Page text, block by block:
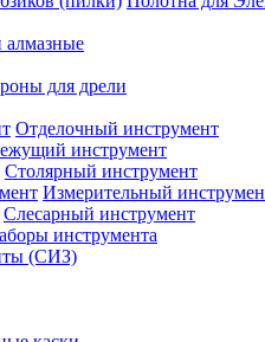
для дрели
Отделочный инструмент
инструмент
Столярный инструмент
Измерительный
Слесарный инструмент
инструмента
(СИЗ)